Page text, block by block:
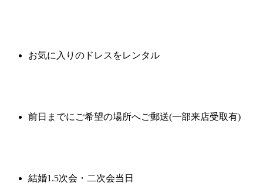
お気に入りのドレスをレンタル
前日までにご希望の場所へご郵送(一部来店受取有)
結婚1.5次会・二次会当日